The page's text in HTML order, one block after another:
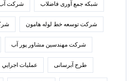
شبکه جمع آوری فاضلاب شرکت آب
شرکت توسعه خط لوله هامون
شرکت مهندسین مشاور پور آب
طرح آبرسانی عمليات اجرايي